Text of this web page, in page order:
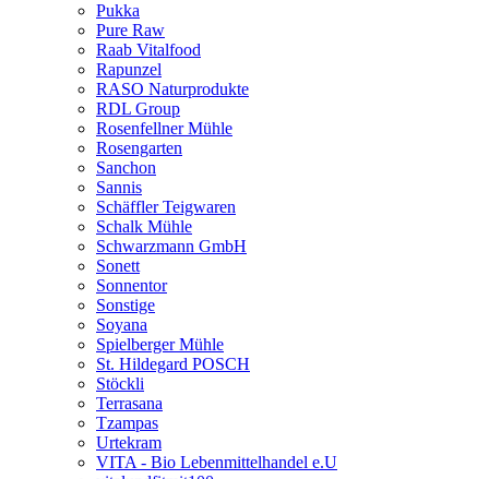
Pukka
Pure Raw
Raab Vitalfood
Rapunzel
RASO Naturprodukte
RDL Group
Rosenfellner Mühle
Rosengarten
Sanchon
Sannis
Schäffler Teigwaren
Schalk Mühle
Schwarzmann GmbH
Sonett
Sonnentor
Sonstige
Soyana
Spielberger Mühle
St. Hildegard POSCH
Stöckli
Terrasana
Tzampas
Urtekram
VITA - Bio Lebenmittelhandel e.U